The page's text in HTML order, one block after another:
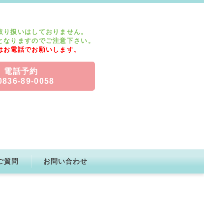
り扱いはしておりません。
りますのでご注意下さい。
お電話でお願いします。
電話予約
89-0058
質問 お問い合わせ